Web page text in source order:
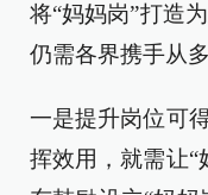
将“妈妈岗”打造
仍需各界携手从
一是提升岗位可
挥效用，就需让“